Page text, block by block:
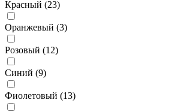
Красный (23)
Оранжевый (3)
Розовый (12)
Синий (9)
Фиолетовый (13)